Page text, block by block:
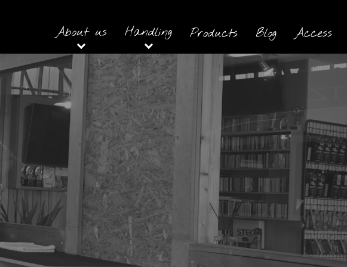
About us Handling Products Blog Access